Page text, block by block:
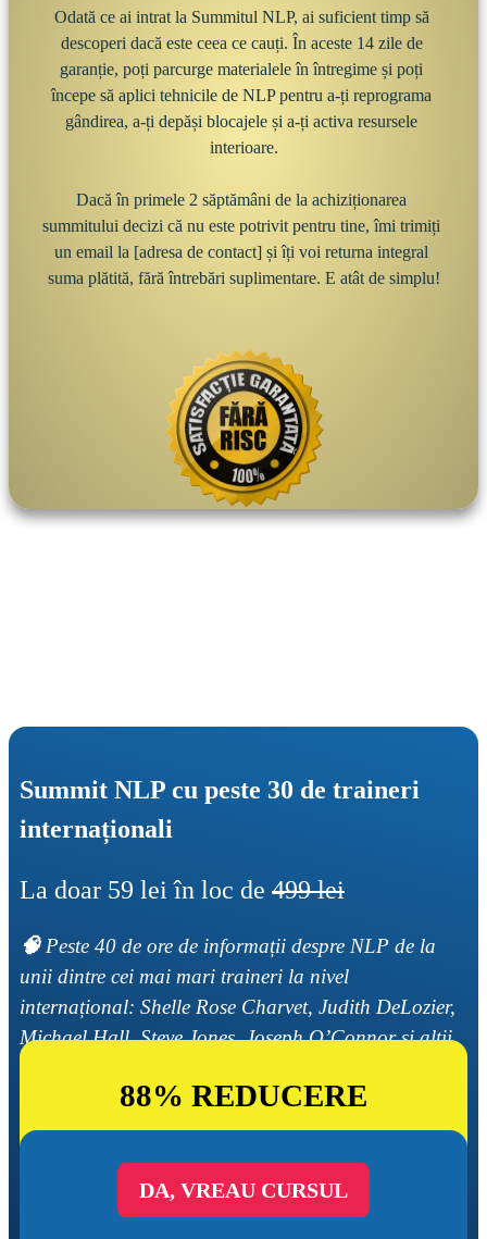
Odată ce ai intrat la Summitul NLP, ai suficient timp să
descoperi dacă este ceea ce cauți. În aceste 14 zile de
garanție, poți parcurge materialele în întregime și poți
începe să aplici tehnicile de NLP pentru a-ți reprograma
gândirea, a-ți depăși blocajele și a-ți activa resursele
interioare.
Dacă în primele 2 săptămâni de la achiziționarea
summitului decizi că nu este potrivit pentru tine, îmi trimiți
un email la [adresa de contact] și îți voi returna integral
suma plătită, fără întrebări suplimentare. E atât de simplu!
Summit NLP cu peste 30 de traineri
internaționali
La doar 59 lei în loc de 499 lei
🧠 Peste 40 de ore de informații despre NLP de la
unii dintre cei mai mari traineri la nivel
internațional: Shelle Rose Charvet, Judith DeLozier,
Michael Hall, Steve Jones, Joseph O’Connor și alții.
88% REDUCERE
DA, VREAU CURSUL